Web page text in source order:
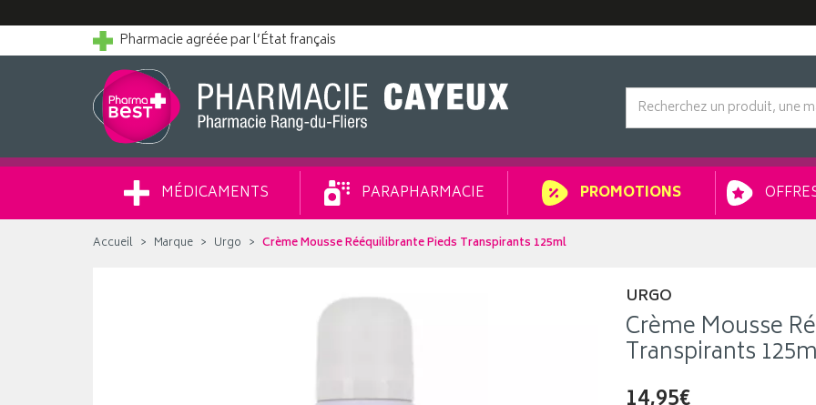
Pharmacie agréée par l’État français
MÉDICAMENTS PARAPHARMACIE PROMOTIONS
Accueil Marque Urgo Crème Mousse Rééquilibrante Pieds Transpirants 125ml
URGO
Crème Mousse
Transpirants